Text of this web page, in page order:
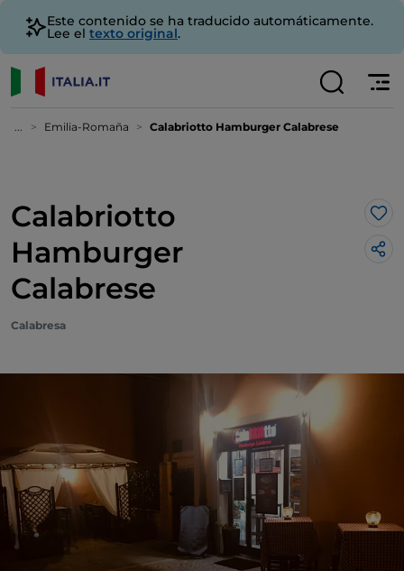
Este contenido se ha traducido automáticamente.
Lee el texto original.
... Emilia-Romaña Calabriotto Hamburger Calabrese
Calabriotto
Hamburger
Calabrese
Me
Calabresa